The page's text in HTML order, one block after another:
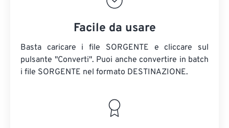
Facile da usare
Basta caricare i file SORGENTE e cliccare sul
pulsante "Converti". Puoi anche convertire in batch
i file SORGENTE nel formato DESTINAZIONE.